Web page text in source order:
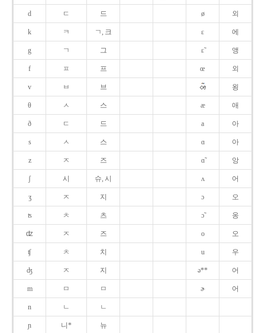
d ㄷ 드 ø 외
k ㅋ ㄱ, 크 ɛ 에
g ㄱ 그 ɛ̃ 앵
f ㅍ 프 œ 외
v ㅂ 브 욍
θ ㅅ 스 æ 애
ð ㄷ 드 a 아
s ㅅ 스 ɑ 아
z ㅈ 즈 ɑ̃ 앙
ʃ 시 슈, 시 ʌ 어
ʒ ㅈ 지 ɔ 오
ʦ ㅊ 츠 ɔ̃ 옹
ʣ ㅈ 즈 o 오
ʧ ㅊ 치 u 우
ʤ ㅈ 지 ə** 어
m ㅁ ㅁ ɚ 어
n ㄴ ㄴ
ɲ 니* 뉴